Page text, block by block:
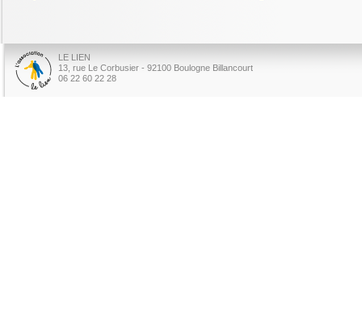
LE LIEN
13, rue Le Corbusier - 92100 Boulogne Billancourt
06 22 60 22 28